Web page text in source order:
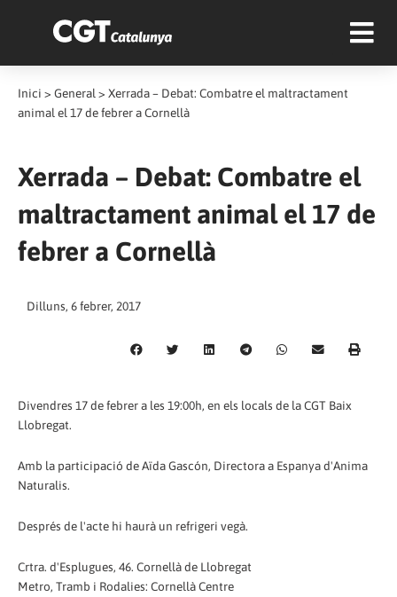
Inici > General > Xerrada – Debat: Combatre el maltractament
animal el 17 de febrer a Cornellà
Xerrada – Debat: Combatre el
maltractament animal el 17 de
febrer a Cornellà
Dilluns, 6 febrer, 2017
Divendres 17 de febrer a les 19:00h, en els locals de la CGT Baix
Llobregat.
Amb la participació de Aïda Gascón, Directora a Espanya d'Anima
Naturalis.
Després de l'acte hi haurà un refrigeri vegà.
Crtra. d'Esplugues, 46. Cornellà de Llobregat
Metro, Tramb i Rodalies: Cornellà Centre